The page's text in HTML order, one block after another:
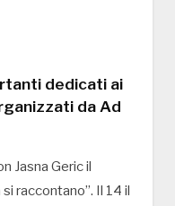
dedicati ai
da Ad
Jasna Geric il
raccontano”. Il 14 il